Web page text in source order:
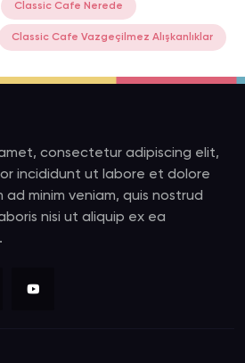
Classic Cafe Nerede
Classic Cafe Vazgeçilmez Alışkanlıklar
consectetur adipiscing elit,
incididunt ut labore et dolore
minim veniam, quis nostrud
nisi ut aliquip ex ea